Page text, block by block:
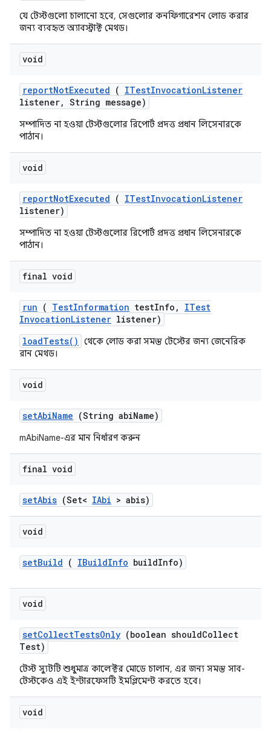
যে টেস্টগুলো চালানো হবে, সেগুলোর কনফিগারেশন লোড করার
জন্য ব্যবহৃত অ্যাবস্ট্রাক্ট মেথড।
void
reportNotExecuted ( ITestInvocationListener
listener, String message)
সম্পাদিত না হওয়া টেস্টগুলোর রিপোর্ট প্রদত্ত প্রধান লিসেনারকে
পাঠান।
void
reportNotExecuted ( ITestInvocationListener
listener)
সম্পাদিত না হওয়া টেস্টগুলোর রিপোর্ট প্রদত্ত প্রধান লিসেনারকে
পাঠান।
final void
run ( TestInformation testInfo ,
ITest
InvocationListener listener)
loadTests()
থেকে লোড করা সমস্ত টেস্টের জন্য জেনেরিক
রান মেথড।
void
setAbiName (String abiName)
mAbiName-এর মান নির্ধারণ করুন
final void
setAbis (Set< IAbi > abis)
void
setBuild ( IBuildInfo buildInfo)
void
setCollectTestsOnly (boolean shouldCollect
Test)
টেস্ট স্যুটটি শুধুমাত্র কালেক্টর মোডে চালান, এর জন্য সমস্ত সাব-
টেস্টকেও এই ইন্টারফেসটি ইমপ্লিমেন্ট করতে হবে।
void